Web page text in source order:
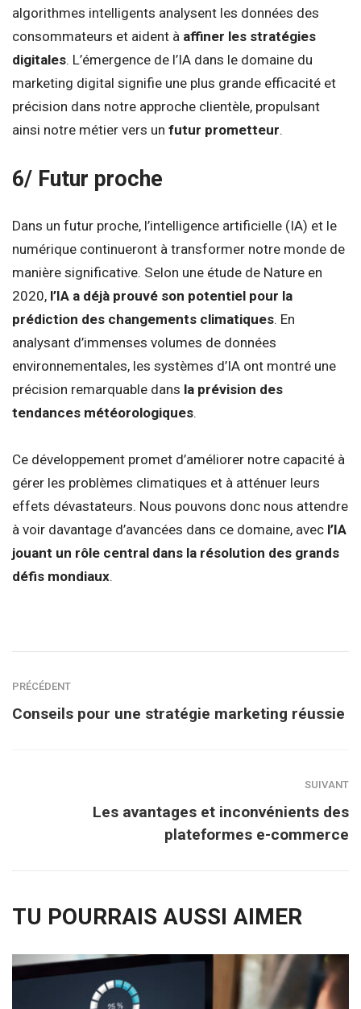
algorithmes intelligents analysent les données des
consommateurs et aident à affiner les stratégies
digitales. L’émergence de l’IA dans le domaine du
marketing digital signifie une plus grande efficacité et
précision dans notre approche clientèle, propulsant
ainsi notre métier vers un futur prometteur.
6/ Futur proche
Dans un futur proche, l’intelligence artificielle (IA) et le
numérique continueront à transformer notre monde de
manière significative. Selon une étude de Nature en
2020, l’IA a déjà prouvé son potentiel pour la
prédiction des changements climatiques. En
analysant d’immenses volumes de données
environnementales, les systèmes d’IA ont montré une
précision remarquable dans la prévision des
tendances météorologiques.
Ce développement promet d’améliorer notre capacité à
gérer les problèmes climatiques et à atténuer leurs
effets dévastateurs. Nous pouvons donc nous attendre
à voir davantage d’avancées dans ce domaine, avec l’IA
jouant un rôle central dans la résolution des grands
défis mondiaux.
PRÉCÉDENT
Conseils pour une stratégie marketing réussie
SUIVANT
Les avantages et inconvénients des
plateformes e-commerce
TU POURRAIS AUSSI AIMER